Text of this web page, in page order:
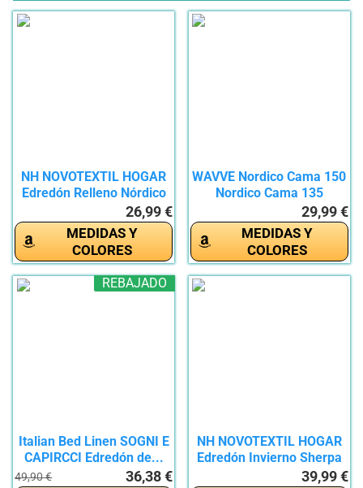
NH NOVOTEXTIL HOGAR
Edredón Relleno Nórdico
26,99 €
MEDIDAS Y
COLORES
WAVVE Nordico Cama 150
Nordico Cama 135
29,99 €
MEDIDAS Y
COLORES
REBAJADO
Italian Bed Linen SOGNI E
CAPIRCCI Edredón de...
49,90 € 36,38 €
NH NOVOTEXTIL HOGAR
Edredón Invierno Sherpa
39,99 €